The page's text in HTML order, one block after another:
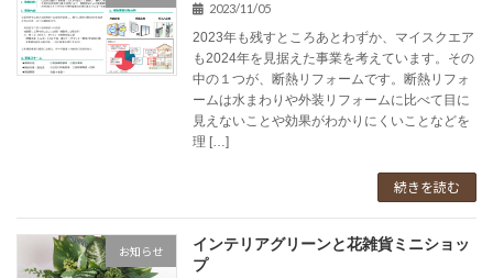
2023/11/05
2023年も残すところあとわずか、マイスクエア
も2024年を見据えた事業を考えています。その
中の１つが、断熱リフォームです。断熱リフォ
ームは水まわりや外装リフォームに比べて目に
見えないことや効果がわかりにくいことなどを
理 […]
続きを読む
お知らせ
インテリアグリーンと花雑貨ミニショッ
プ